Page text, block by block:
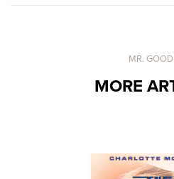
MR.
MORE